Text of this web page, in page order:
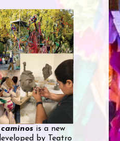
is a new
by Teatro